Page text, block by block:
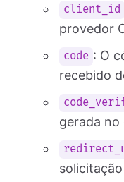
client_id
provedor
code : O
recebido
gerada no